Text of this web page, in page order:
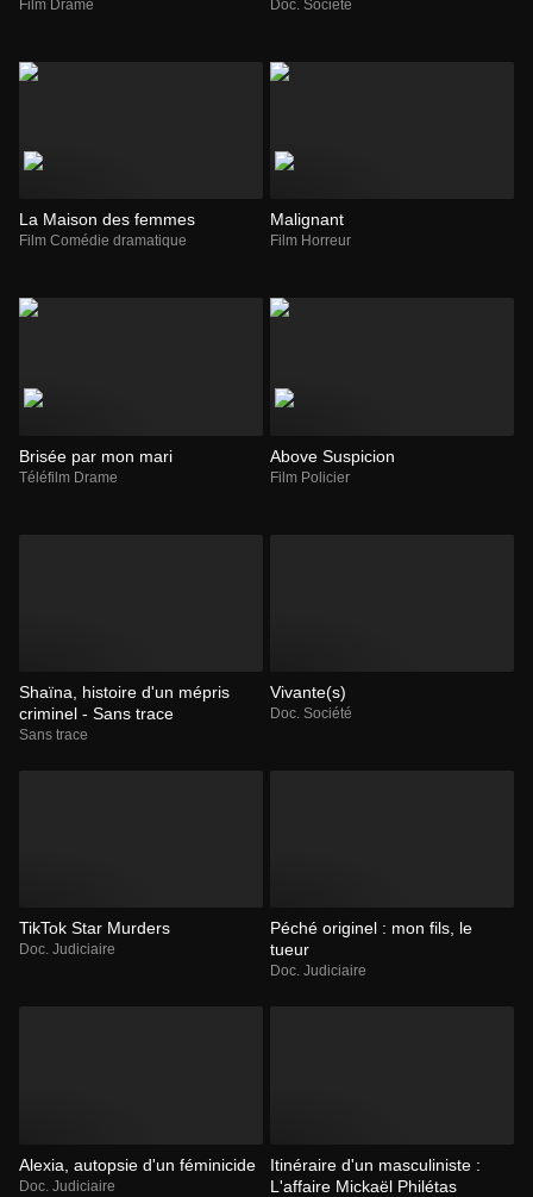
Film Drame Doc. Société
La Maison des femmes
Film Comédie dramatique
Malignant
Film Horreur
Brisée par mon mari
Téléfilm Drame
Above Suspicion
Film Policier
Shaïna, histoire d'un mépris
criminel - Sans trace
Sans trace
Vivante(s)
Doc. Société
TikTok Star Murders
Doc. Judiciaire
Péché originel : mon fils, le
tueur
Doc. Judiciaire
Alexia, autopsie d'un féminicide
Doc. Judiciaire
Itinéraire d'un masculiniste :
L'affaire Mickaël Philétas